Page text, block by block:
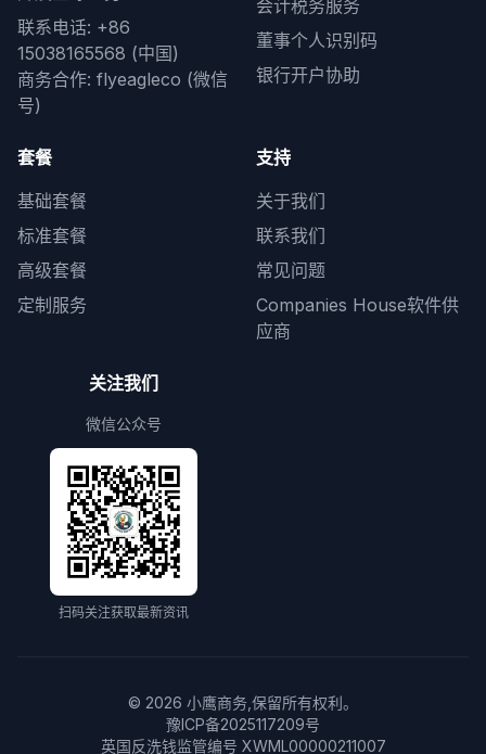
联系电话: +86
15038165568 (中国)
商务合作: flyeagleco (微信
号)
会计税务服务
董事个人识别码
银行开户协助
套餐
基础套餐
标准套餐
高级套餐
定制服务
支持
关于我们
联系我们
常见问题
Companies House软件供
应商
关注我们
微信公众号
扫码关注获取最新资讯
© 2026 小鹰商务,保留所有权利。
豫ICP备2025117209号
英国反洗钱监管编号 XWML00000211007